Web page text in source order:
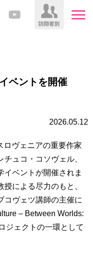
ベントを開催
2026.05.12
ヴェニアの重要作家
ュコ・コソヴェル、
ベントが開催されま
による尽力のもと、
コヴェツ講師の主催に
– Between Worlds:
ジェクトの一環として